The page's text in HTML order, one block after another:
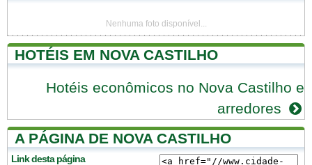
Nenhuma foto disponível...
HOTÉIS EM NOVA CASTILHO
Hotéis econômicos no Nova Castilho e
arredores
A PÁGINA DE NOVA CASTILHO
Link desta página